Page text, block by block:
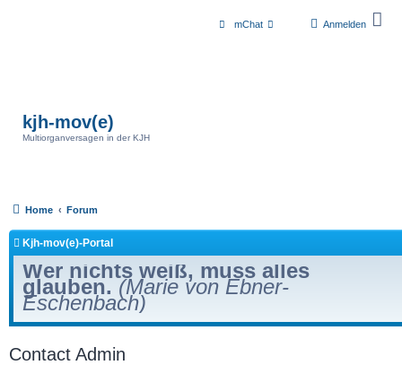
Anmelden
mChat
kjh-mov(e)
Multiorganversagen in der KJH
Home Forum
Kjh-mov(e)-Portal
Wer nichts weiß, muss alles
glauben. (Marie von Ebner-
Eschenbach)
Contact Admin